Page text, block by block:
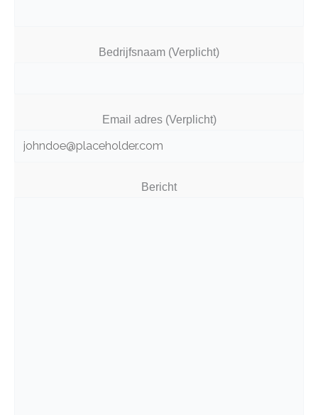
Bedrijfsnaam (Verplicht)
Email adres (Verplicht)
Bericht